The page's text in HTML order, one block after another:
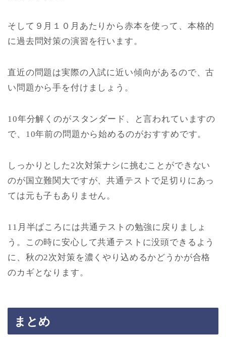
そして９月１０月あたりから赤本を使って、本格的
に過去問対策の演習を行います。
直近の問題は実際の入試に近い傾向があるので、古
い問題から手を付けましょう。
10年分解くのがスタンダード、と言われていますの
で、10年前の問題から始めるのがおすすめです。
しっかりとした2次対策ナシに挑むことができない
のが国立難関大ですが、共通テストで足切りにあっ
ては元も子もありません。
11月半ばころには共通テストの勉強に戻りましょ
う。この時に安心して共通テストに没頭できるよう
に、秋の2次対策を濃くやり込めるかどうかが合格
のカギとなります。
まとめ